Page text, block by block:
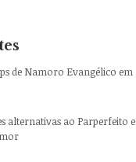
de Namoro Evangélico em
alternativas ao Parperfeito e